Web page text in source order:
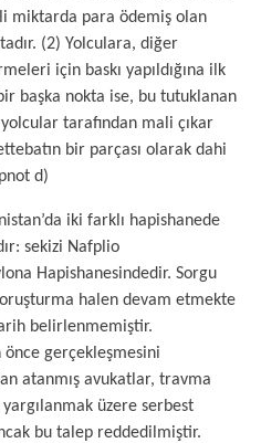
miktarda para ödemiş olan
(2) Yolculara, diğer
için baskı yapıldığına ilk
başka nokta ise, bu tutuklanan
tarafından mali çıkar
bir parçası olarak dahi
d)
iki farklı hapishanede
sekizi Nafplio
Hapishanesindedir. Sorgu
halen devam etmekte
belirlenmemiştir.
önce gerçekleşmesini
atanmış avukatlar, travma
üzere serbest
bu talep reddedilmiştir.